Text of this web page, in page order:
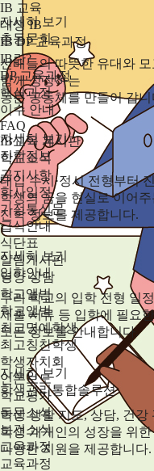
IB 교육
대성 IB
IB DP 교육과정
IB란?
DP 교육과정
핵심과정
이수 안내
FAQ
IB교육 게시판
학교소식
공지사항
학사일정
가정통신문
급식안내
식단표
알림게시판
영양 상담
학교앨범
학교앨범
최고명예학생
최고칭찬학생
학생자치회
언론보도
학교평가
동문소식
보건소식
교육과정
교육과정
자세히 보기
총동문회
선배들의 따뜻한 유대와
함께 성장하는
동문 공동체를 만들어 갑니
자세히 보기
진학정보
대입 수시·정시 전형부터
학생의 꿈을 현실로 이어주
진학 정보를 제공합니다.
자세히 보기
입학안내
우리 학교의 입학 전형 일
제출 서류 등 입학에 필요한
모든 정보를 안내합니다.
자세히 보기
학생관리통합솔루션
학생 생활 지도, 상담, 건강
학생 개개인의 성장을 위한
다양한 지원을 제공합니다.